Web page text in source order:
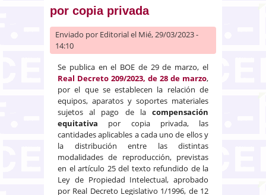
por copia privada
Enviado por Editorialel Mié, 29/03/2023 -
14:10
Se publica en el BOE de 29 de marzo, el
Real Decreto 209/2023, de 28 de marzo,
por el que se establecen la relación de
equipos, aparatos y soportes materiales
sujetos al pago de la compensación
equitativa por copia privada, las
cantidades aplicables a cada uno de ellos y
la distribución entre las distintas
modalidades de reproducción, previstas
en el artículo 25 del texto refundido de la
Ley de Propiedad Intelectual, aprobado
por Real Decreto Legislativo 1/1996, de 12